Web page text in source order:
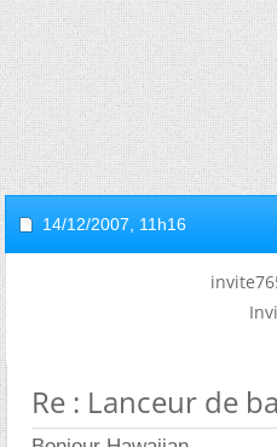
14/12/2007, 11h16
Re : Lanceur de